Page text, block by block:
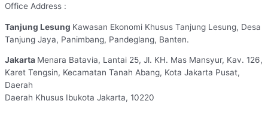
Office Address :
Tanjung Lesung Kawasan Ekonomi Khusus Tanjung Lesung, Desa
Tanjung Jaya, Panimbang, Pandeglang, Banten.
Jakarta Menara Batavia, Lantai 25, Jl. KH. Mas Mansyur, Kav. 126,
Karet Tengsin, Kecamatan Tanah Abang, Kota Jakarta Pusat,
Daerah
Daerah Khusus Ibukota Jakarta, 10220